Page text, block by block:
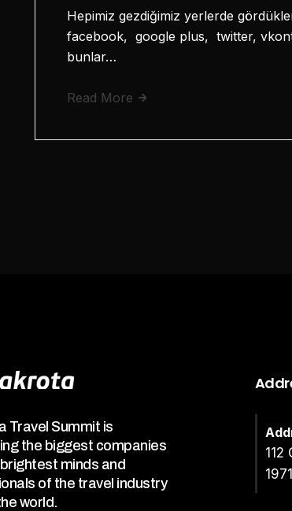
Hepimiz gezdiğimiz yerlerde
facebook, google plus, twitter,
bunlar…
Read More
Travel Summit is
the biggest companies
minds and
of the travel industry
world.
112